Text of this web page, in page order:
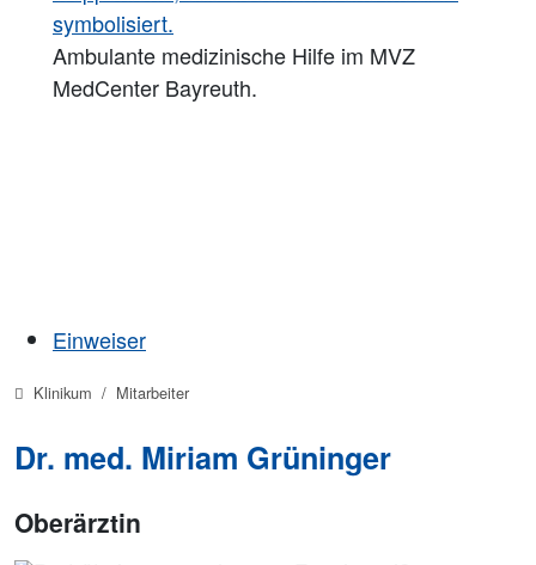
Ambulante medizinische Hilfe im MVZ
MedCenter Bayreuth.
Einweiser
Klinikum Mitarbeiter
Dr. med. Miriam Grüninger
Oberärztin